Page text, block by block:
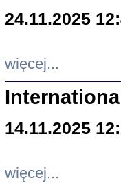
24.11.2025
więcej...
14.11.2025
więcej...